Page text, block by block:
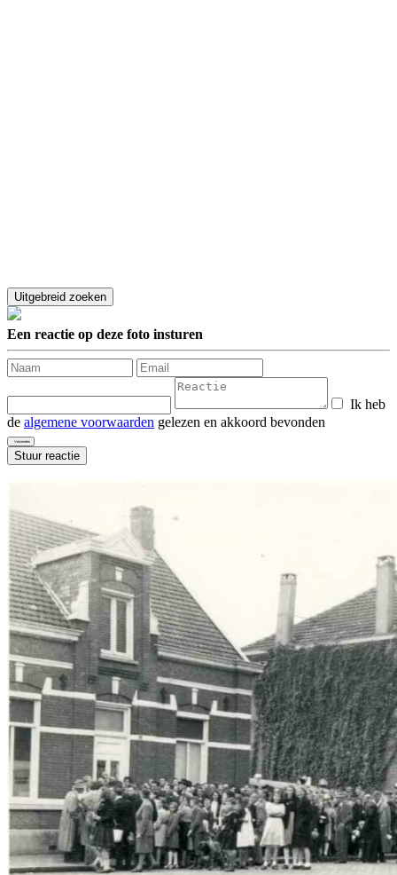
Een reactie op deze foto insturen
Ik heb
de algemene voorwaarden gelezen en akkoord bevonden